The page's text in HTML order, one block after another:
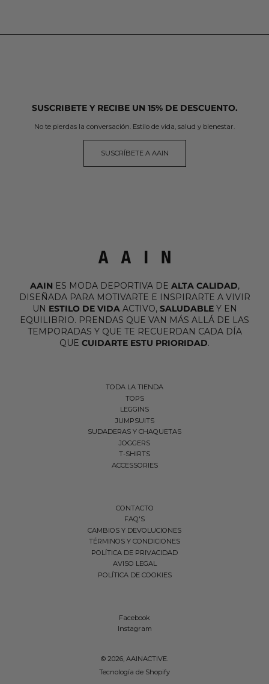
SUSCRIBETE Y RECIBE UN 15% DE DESCUENTO.
No te pierdas la conversación. Estilo de vida, salud y bienestar.
SUSCRÍBETE A AAIN
AAIN ES MODA DEPORTIVA DE ALTA CALIDAD,
DISEÑADA PARA MOTIVARTE E INSPIRARTE A VIVIR
UN ESTILO DE VIDA ACTIVO, SALUDABLEY EN
EQUILIBRIO. PRENDAS QUE VAN MÁS ALLÁ DE LAS
TEMPORADAS Y QUE TE RECUERDAN CADA DÍA
QUE CUIDARTE ESTU PRIORIDAD.
TODA LA TIENDA
TOPS
LEGGINS
JUMPSUITS
SUDADERAS Y CHAQUETAS
JOGGERS
T-SHIRTS
ACCESSORIES
CONTACTO
FAQ'S
CAMBIOS Y DEVOLUCIONES
TÉRMINOS Y CONDICIONES
POLÍTICA DE PRIVACIDAD
AVISO LEGAL
POLÍTICA DE COOKIES
Facebook
Instagram
© 2026, AAINACTIVE.
Tecnología de Shopify